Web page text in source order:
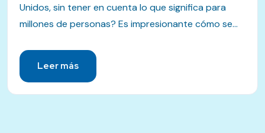
Unidos, sin tener en cuenta lo que significa para
millones de personas? Es impresionante cómo se...
Leer más